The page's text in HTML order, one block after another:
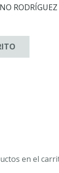
RODRÍGUEZ
en el